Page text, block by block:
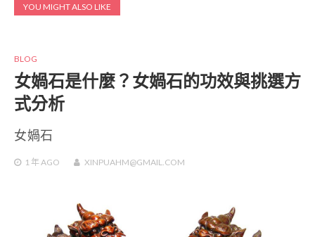
YOU MIGHT ALSO LIKE
BLOG
女媧石是什麼？女媧石的功效與挑選方
式分析
女媧石
1 年AGO XINPUAHM@GMAIL.COM